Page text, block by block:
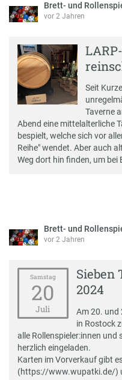
Brett- und
vor 2 Jahren
Seit
Taverne
Abend eine mittelalterliche
bespielt, welche sich vor
Reihe" wendet. Aber auch
Weg dort hin finden, um bei
Brett- und
vor 2 Jahren
Samstag
20
Juli
Sieben
2024
Am 20. und
in Rostock
alle Rollenspieler:innen und
herzlich eingeladen.
Karten im Vorverkauf gibt
(https://www.wupatki.de/)